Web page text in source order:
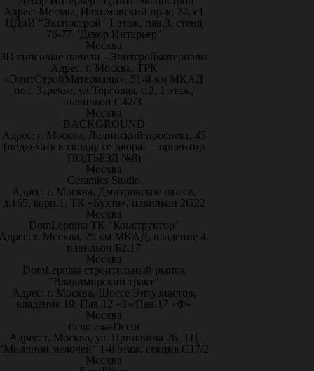
Адрес: Москва, Нахимовский пр-к, 24, с1
ЦДиИ "Экспострой" 1 этаж, пав.3, стенд
76-77 "Декор Интерьер"
Москва
3D гипсовые панели - Элитсройматериалы
Адрес: г. Москва, ТРК
«ЭлитСтройМатериалы», 51-й км МКАД
пос. Заречье, ул.Торговая, с.2, 1 этаж,
павильон С42/3
Москва
BACKGROUND
Адрес: г. Москва, Ленинский проспект, 45
(подъехать к складу со двора — ориентир
ПОДЪЕЗД №8)
Москва
Ceramics Studio
Адрес: г. Москва, Дмитровское шоссе,
д.165, корп.1, ТК «Бухта», павильон 2G22
Москва
DomLepnina ТК "Конструктор"
г. Москва, 25 км МКАД, владение 4,
павильон Б2.17
Москва
DomLepnina строительный рынок
"Владимирский тракт"
Адрес: г. Москва, Шоссе Энтузиастов,
владение 19, Пав.12 «З»/Пав.17 «Ф»
Москва
Ecumena-Decor
Адрес: г. Москва, ул. Пришвина 26, ТЦ
мелочей" 1-й этаж, секция С17/2
Москва